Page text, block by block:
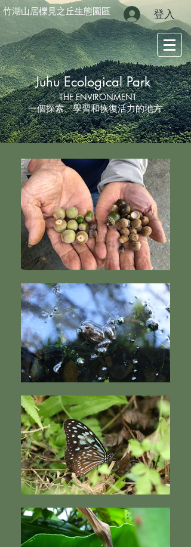
竹湖山居櫟見之丘生態園區 登入
Juhu Ecological Park
THE ENVIRONMENT
一個探索、學習和恢復活力的地方